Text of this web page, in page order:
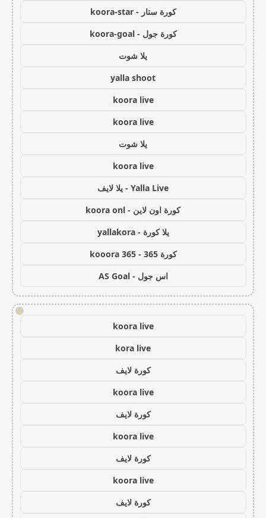
كورة ستار - koora-star
كورة جول - koora-goal
يلا شوت
yalla shoot
koora live
koora live
يلا شوت
koora live
Yalla Live - يلا لايف
كورة اون لاين - koora onl
يلا كورة - yallakora
كورة 365 - kooora 365
اس جول - AS Goal
!
koora live
kora live
كورة لايف
koora live
كورة لايف
koora live
كورة لايف
koora live
كورة لايف